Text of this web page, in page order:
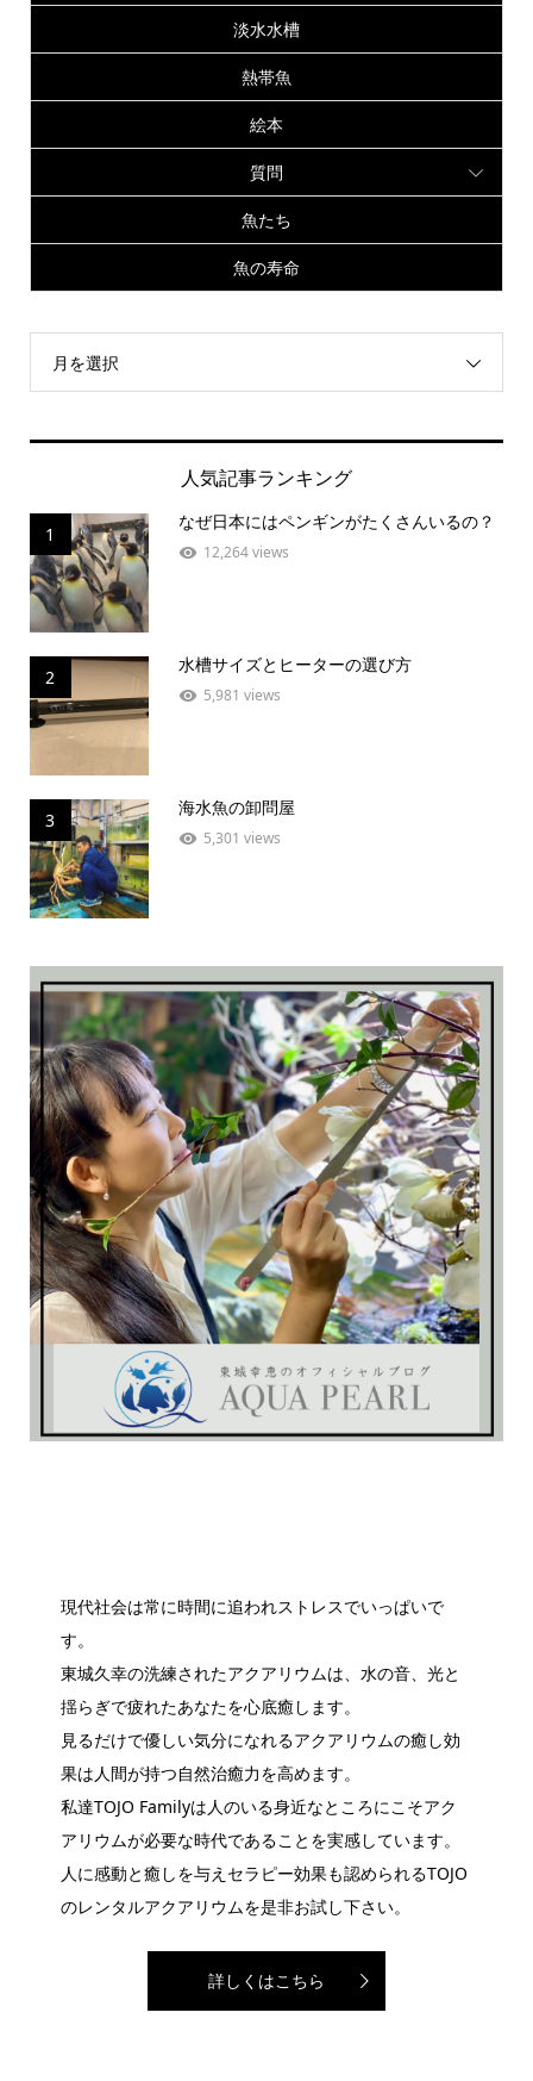
淡水水槽
熱帯魚
絵本
質問
魚たち
魚の寿命
月を選択
人気記事ランキング
1
なぜ日本にはペンギンがたくさんいるの？
12,264 views
2
水槽サイズとヒーターの選び方
5,981 views
3
海水魚の卸問屋
5,301 views
現代社会は常に時間に追われストレスでいっぱいで
す。
東城久幸の洗練されたアクアリウムは、水の音、光と
揺らぎで疲れたあなたを心底癒します。
見るだけで優しい気分になれるアクアリウムの癒し効
果は人間が持つ自然治癒力を高めます。
私達TOJO Familyは人のいる身近なところにこそアク
アリウムが必要な時代であることを実感しています。
人に感動と癒しを与えセラピー効果も認められるTOJO
のレンタルアクアリウムを是非お試し下さい。
詳しくはこちら